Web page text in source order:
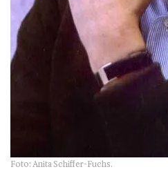
Foto: Anita Schiffer-Fuchs.